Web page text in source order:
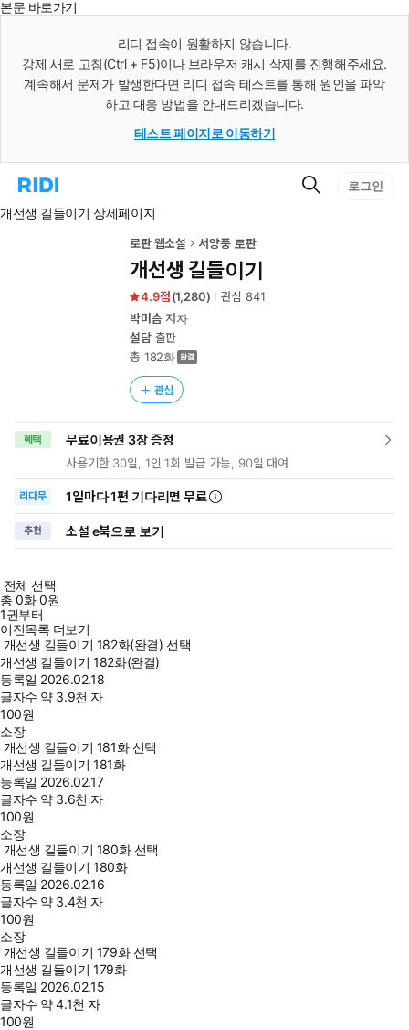
본문 바로가기
리디 접속이 원활하지 않습니다.
강제 새로 고침(Ctrl + F5)이나 브라우저 캐시 삭제를 진행해주세요.
계속해서 문제가 발생한다면 리디 접속 테스트를 통해 원인을 파악
하고 대응 방법을 안내드리겠습니다.
테스트 페이지로 이동하기
리
홈
검
로그인
개선생 길들이기 상세페이지
로판 웹소설 서양풍 로판
개선생 길들이기
4.9 (1,280) 관심841
박머슴 저자
설담출판
총 182화
관심
혜택 무료이용권 3장 증정
사용기한 30일, 1인 1회 발급 가능, 90일 대여
리다무 1일마다1편 기다리면 무료
추천 소설 e북으로 보기
전체 선택
총0화0원
1권부터
이전목록 더보기
개선생 길들이기 182화(완결) 선택
개선생 길들이기 182화(완결)
등록일 2026.02.18
글자수 약 3.9천 자
100원
소장
개선생 길들이기 181화 선택
개선생 길들이기 181화
등록일 2026.02.17
글자수 약 3.6천 자
100원
소장
개선생 길들이기 180화 선택
개선생 길들이기 180화
등록일 2026.02.16
글자수 약 3.4천 자
100원
소장
개선생 길들이기 179화 선택
개선생 길들이기 179화
등록일 2026.02.15
글자수 약 4.1천 자
100원